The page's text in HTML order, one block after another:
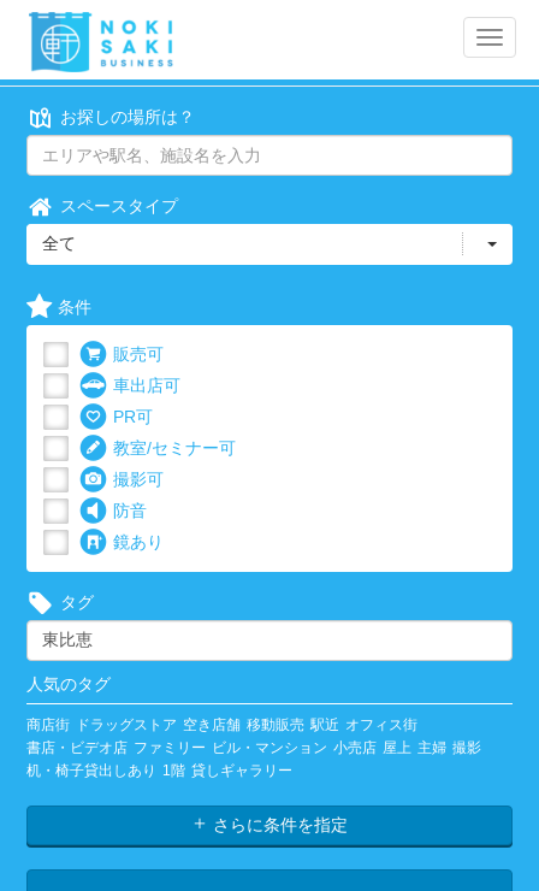
Toggle
お探しの場所は？
スペースタイプ
全て
条件
販売可
車出店可
PR可
教室/セミナー可
撮影可
防音
鏡あり
タグ
人気のタグ
商店街 ドラッグストア 空き店舗 移動販売 駅近 オフィス街
書店・ビデオ店 ファミリー ビル・マンション 小売店 屋上 主婦 撮影
机・椅子貸出しあり
1階 貸しギャラリー
さらに条件を指定